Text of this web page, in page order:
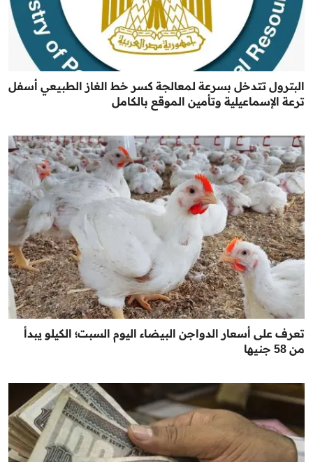
البترول تتدخل بسرعة لمعالجة كسر خط الغاز الطبيعي أسفل
ترعة الإسماعيلية وتأمين الموقع بالكامل
تعرف على أسعار الدواجن البيضاء اليوم السبت؛ الكيلو يبدأ
من 58 جنيها